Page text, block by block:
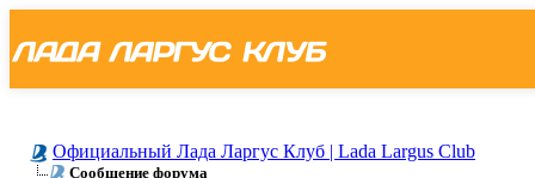
Официальный Лада Ларгус Клуб | Lada Largus Club
Сообщение форума